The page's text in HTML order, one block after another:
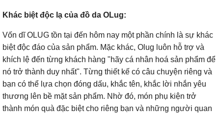
Khác biệt độc lạ của đồ da OLug:
Vốn dĩ OLUG tồn tại đến hôm nay một phần chính là sự khác
biệt độc đáo của sản phẩm. Mặc khác, Olug luôn hỗ trợ và
khích lệ đến từng khách hàng "hãy cá nhân hoá sản phẩm để
nó trở thành duy nhất". Từng thiết kế có câu chuyện riêng và
bạn có thể lựa chọn đóng dấu, khắc tên, khắc lời nhắn yêu
thương lên bề mặt sản phẩm. Nhờ đó, món phụ kiện trở
thành món quà đặc biệt cho riêng bạn và những người quan